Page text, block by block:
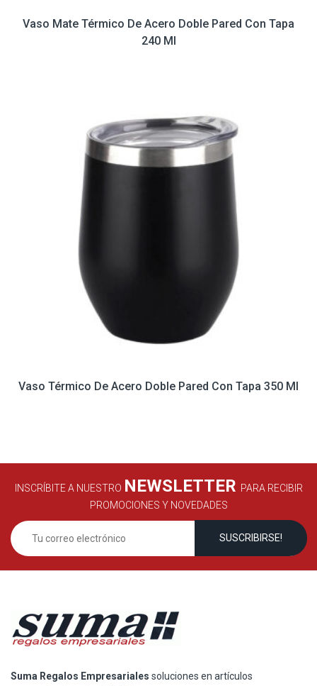
Vaso Mate Térmico De Acero Doble Pared Con Tapa
240 Ml
Vaso Térmico De Acero Doble Pared Con Tapa 350 Ml
INSCRÍBITE A NUESTRO NEWSLETTER PARA RECIBIR
PROMOCIONES Y NOVEDADES
Suma Regalos Empresariales soluciones en artículos